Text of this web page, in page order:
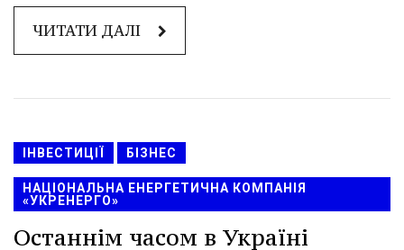
ЧИТАТИ ДАЛІ
ІНВЕСТИЦІЇ БІЗНЕС
НАЦІОНАЛЬНА ЕНЕРГЕТИЧНА КОМПАНІЯ
«УКРЕНЕРГО»
Останнім часом в Україні